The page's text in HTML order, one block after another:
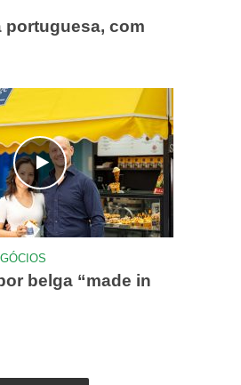
portuguesa, com
belga “made in